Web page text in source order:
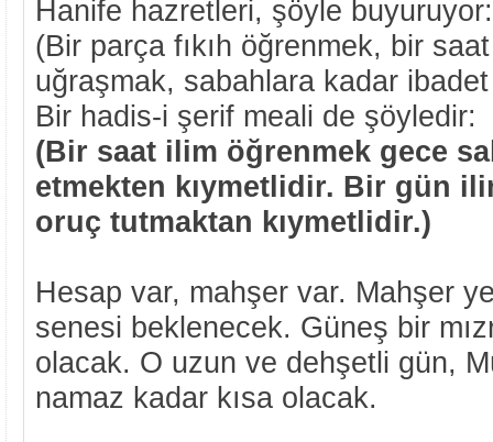
Hanife hazretleri, şöyle buyuruyor:
(Bir parça fıkıh öğrenmek, bir
uğraşmak, sabahlara kadar
Bir hadis-i şerif meali de şöyledir:
(Bir saat ilim öğrenmek gece
etmekten kıymetlidir. Bir gün
oruç tutmaktan kıymetlidir.)
Hesap var, mahşer var. Mahşer
senesi beklenecek. Güneş bir
olacak. O uzun ve dehşetli gün,
namaz kadar kısa olacak.